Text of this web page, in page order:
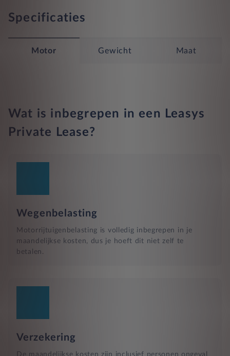
Specificaties
Motor Gewicht Maat
Wat is inbegrepen in een Leasys
Private Lease?
Wegenbelasting
Motorrijtuigenbelasting is volledig inbegrepen in je
maandelijkse kosten, dus je hoeft dit niet zelf te
betalen.
Verzekering
De maandelijkse kosten zijn inclusief personen ongeval